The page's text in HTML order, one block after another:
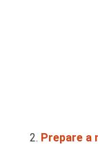
Prepare a